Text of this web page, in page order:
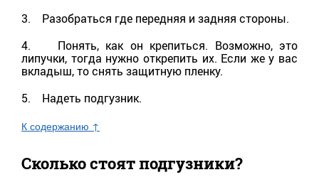
3. Разобраться где передняя и задняя стороны.
4. Понять, как он крепиться. Возможно, это
липучки, тогда нужно открепить их. Если же у вас
вкладыш, то снять защитную пленку.
5. Надеть подгузник.
К содержанию ↑
Сколько стоят подгузники?